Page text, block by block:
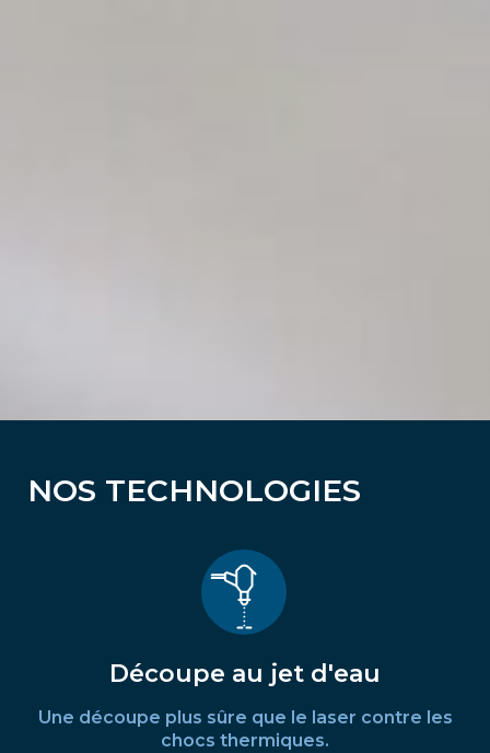
NOS TECHNOLOGIES
Découpe au jet d'eau
Une découpe plus sûre que le laser contre les
chocs thermiques.